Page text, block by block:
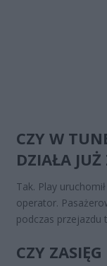
CZY W
DZIAŁA
Tak. Play
operator.
podczas przejazdu
CZY